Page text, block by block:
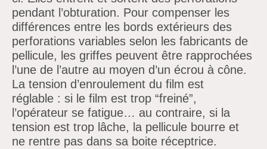
pendant l’obturation. Pour compenser les
différences entre les bords extérieurs des
perforations variables selon les fabricants de
pellicule, les griffes peuvent être rapprochées
l’une de l’autre au moyen d’un écrou à cône.
La tension d’enroulement du film est
réglable : si le film est trop “freiné”,
l’opérateur se fatigue… au contraire, si la
tension est trop lâche, la pellicule bourre et
ne rentre pas dans sa boite réceptrice.